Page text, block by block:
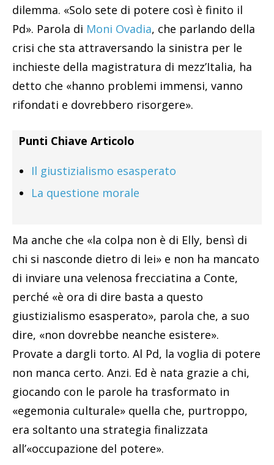
dilemma. «Solo sete di potere così è finito il
Pd». Parola di Moni Ovadia, che parlando della
crisi che sta attraversando la sinistra per le
inchieste della magistratura di mezz’Italia, ha
detto che «hanno problemi immensi, vanno
rifondati e dovrebbero risorgere».
Punti Chiave Articolo
Il giustizialismo esasperato
La questione morale
Ma anche che «la colpa non è di Elly, bensì di
chi si nasconde dietro di lei» e non ha mancato
di inviare una velenosa frecciatina a Conte,
perché «è ora di dire basta a questo
giustizialismo esasperato», parola che, a suo
dire, «non dovrebbe neanche esistere».
Provate a dargli torto. Al Pd, la voglia di potere
non manca certo. Anzi. Ed è nata grazie a chi,
giocando con le parole ha trasformato in
«egemonia culturale» quella che, purtroppo,
era soltanto una strategia finalizzata
all’«occupazione del potere».